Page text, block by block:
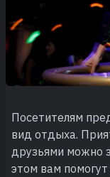
Посетителям
вид отдыха.
друзьями можно
этом вам